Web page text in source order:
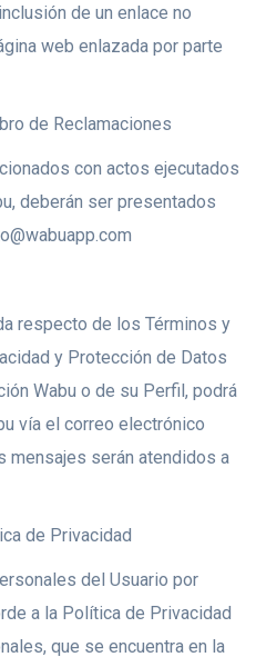
de un enlace no
web enlazada por parte
de Reclamaciones
con actos ejecutados
deberán ser presentados
respecto de los Términos y
y Protección de Datos
Wabu o de su Perfil, podrá
vía el correo electrónico
mensajes serán atendidos a
de Privacidad
del Usuario por
a la Política de Privacidad
que se encuentra en la